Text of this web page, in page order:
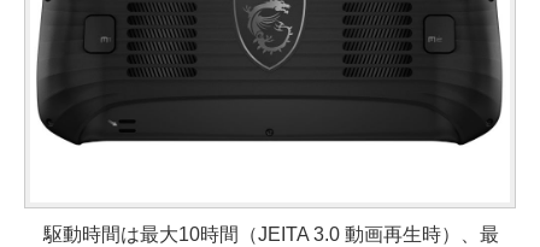
駆動時間は最大10時間（JEITA 3.0 動画再生時）、最